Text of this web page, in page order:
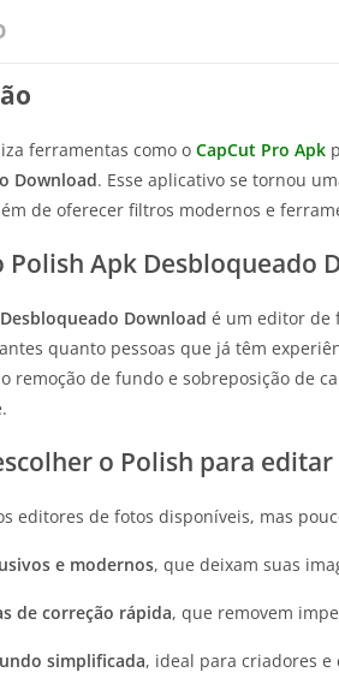
ferramentas como o CapCut Pro Apk
Download. Esse aplicativo se tornou
de oferecer filtros modernos e
Polish Apk Desbloqueado
Download é um editor de
quanto pessoas que já têm
remoção de fundo e sobreposição de
o Polish para editar
editores de fotos disponíveis, mas
e modernos, que deixam suas
de correção rápida, que removem
simplificada, ideal para criadores e